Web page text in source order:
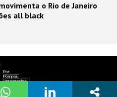
o Rio de Janeiro
all black